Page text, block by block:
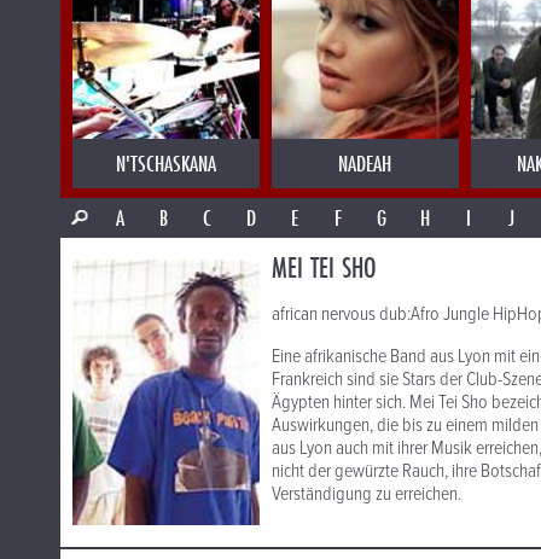
N'TSCHASKANA NADEAH
A
B C D E F G H I J
MEI TEI SHO
african nervous dub:Afro Jungle
Eine afrikanische Band aus Lyon mit
Frankreich sind sie Stars der Club-
Ägypten hinter sich. Mei Tei Sho
Auswirkungen, die bis zu einem
aus Lyon auch mit ihrer Musik
nicht der gewürzte Rauch, ihre
Verständigung zu erreichen.